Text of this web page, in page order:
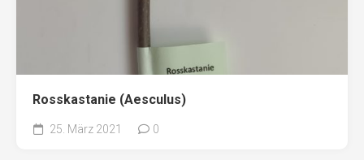
Rosskastanie (Aesculus)
25. März 2021 0